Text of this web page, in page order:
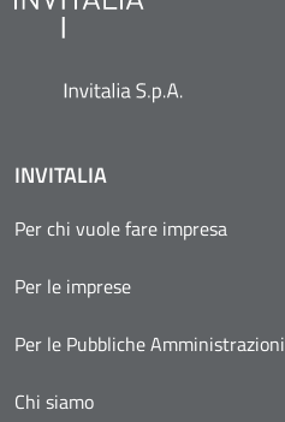
INVITALIA
Per chi vuole fare impresa
Per le imprese
Per le Pubbliche Amministrazioni
Chi siamo